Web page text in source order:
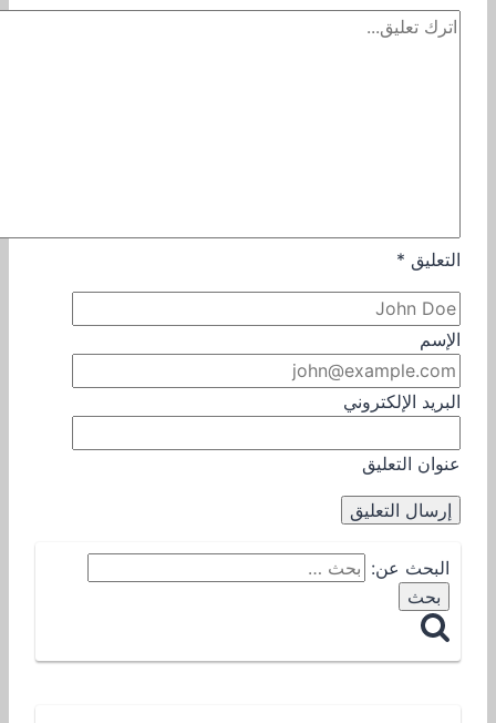
التعليق *
الإسم
البريد الإلكتروني
عنوان التعليق
البحث عن: